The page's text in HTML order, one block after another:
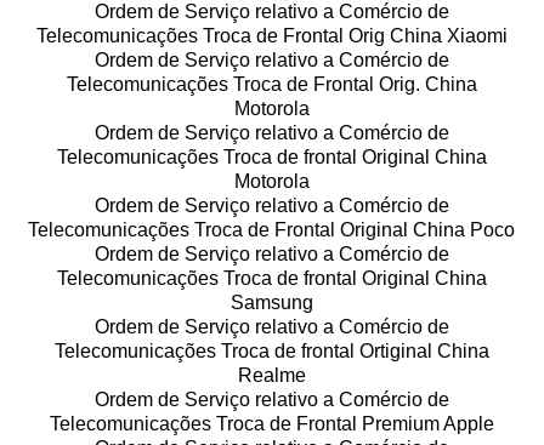
Ordem de Serviço relativo a Comércio de
Telecomunicações Troca de Frontal Orig China Xiaomi
Ordem de Serviço relativo a Comércio de
Telecomunicações Troca de Frontal Orig. China
Motorola
Ordem de Serviço relativo a Comércio de
Telecomunicações Troca de frontal Original China
Motorola
Ordem de Serviço relativo a Comércio de
Telecomunicações Troca de Frontal Original China Poco
Ordem de Serviço relativo a Comércio de
Telecomunicações Troca de frontal Original China
Samsung
Ordem de Serviço relativo a Comércio de
Telecomunicações Troca de frontal Ortiginal China
Realme
Ordem de Serviço relativo a Comércio de
Telecomunicações Troca de Frontal Premium Apple